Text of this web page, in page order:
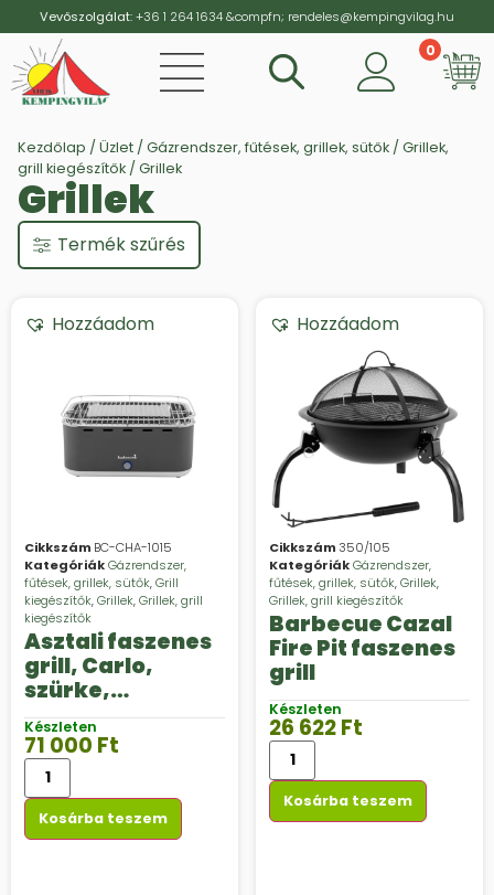
Vevőszolgálat:+36 1 264 1634&compfn; rendeles@kempingvilag.hu
0
Kezdőlap / Üzlet / Gázrendszer, fűtések, grillek, sütők / Grillek,
grill kiegészítők / Grillek
Grillek
Termék szűrés
Hozzáadom
Cikkszám BC-CHA-1015
KategóriákGázrendszer,
fűtések, grillek, sütők,Grill
kiegészítők,Grillek,Grillek, grill
kiegészítők
Asztali faszenes
grill, Carlo,
szürke,
44x33x21cm
Készleten
71 000 Ft
Kosárba teszem
Hozzáadom
Cikkszám 350/105
KategóriákGázrendszer,
fűtések, grillek, sütők,Grillek,
Grillek, grill kiegészítők
Barbecue Cazal
Fire Pit faszenes
grill
Készleten
26 622Ft
Kosárba teszem